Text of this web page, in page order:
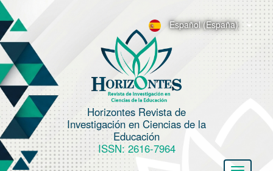
a
g
a
c
n
p
Español (España)
Horizontes Revista de
Investigación en Ciencias de la
Educación
ISSN: 2616-7964